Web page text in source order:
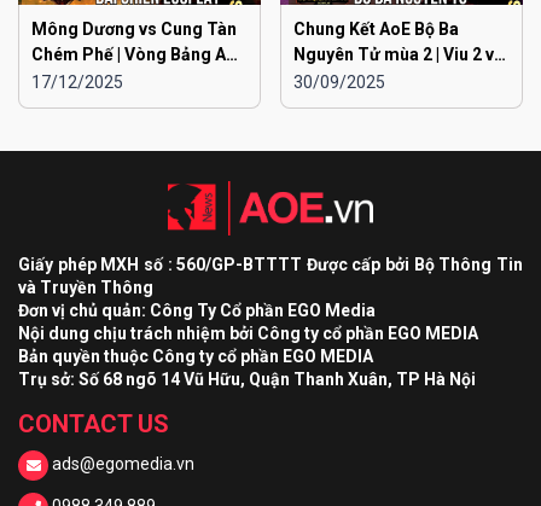
Mông Dương vs Cung Tàn
Chém Phế | Vòng Bảng AoE
Toàn Quốc Đại Chiến
EGOPLAY mùa 2
17/12/2025
Chung Kết AoE Bộ Ba
Nguyên Tử mùa 2 | Viu 2 vs
Viu 1
30/09/2025
Giấy phép MXH số : 560/GP-BTTTT Được cấp bởi Bộ Thông Tin
và Truyền Thông
Đơn vị chủ quản: Công Ty Cổ phần EGO Media
Nội dung chịu trách nhiệm bởi Công ty cổ phần EGO MEDIA
Bản quyền thuộc Công ty cổ phần EGO MEDIA
Trụ sở: Số 68 ngõ 14 Vũ Hữu, Quận Thanh Xuân, TP Hà Nội
CONTACT US
ads@egomedia.vn